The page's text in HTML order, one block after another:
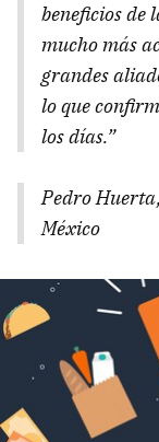
beneficios de
mucho más
grandes
lo que
los días.”
Pedro
México